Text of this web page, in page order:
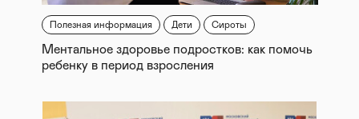
Полезная информация Дети Сироты
Ментальное здоровье подростков: как помочь
ребенку в период взросления